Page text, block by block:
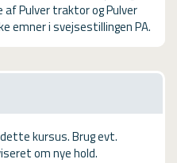
af Pulver traktor og Pulver
emner i svejsestillingen PA.
kursus. Brug evt.
om nye hold.